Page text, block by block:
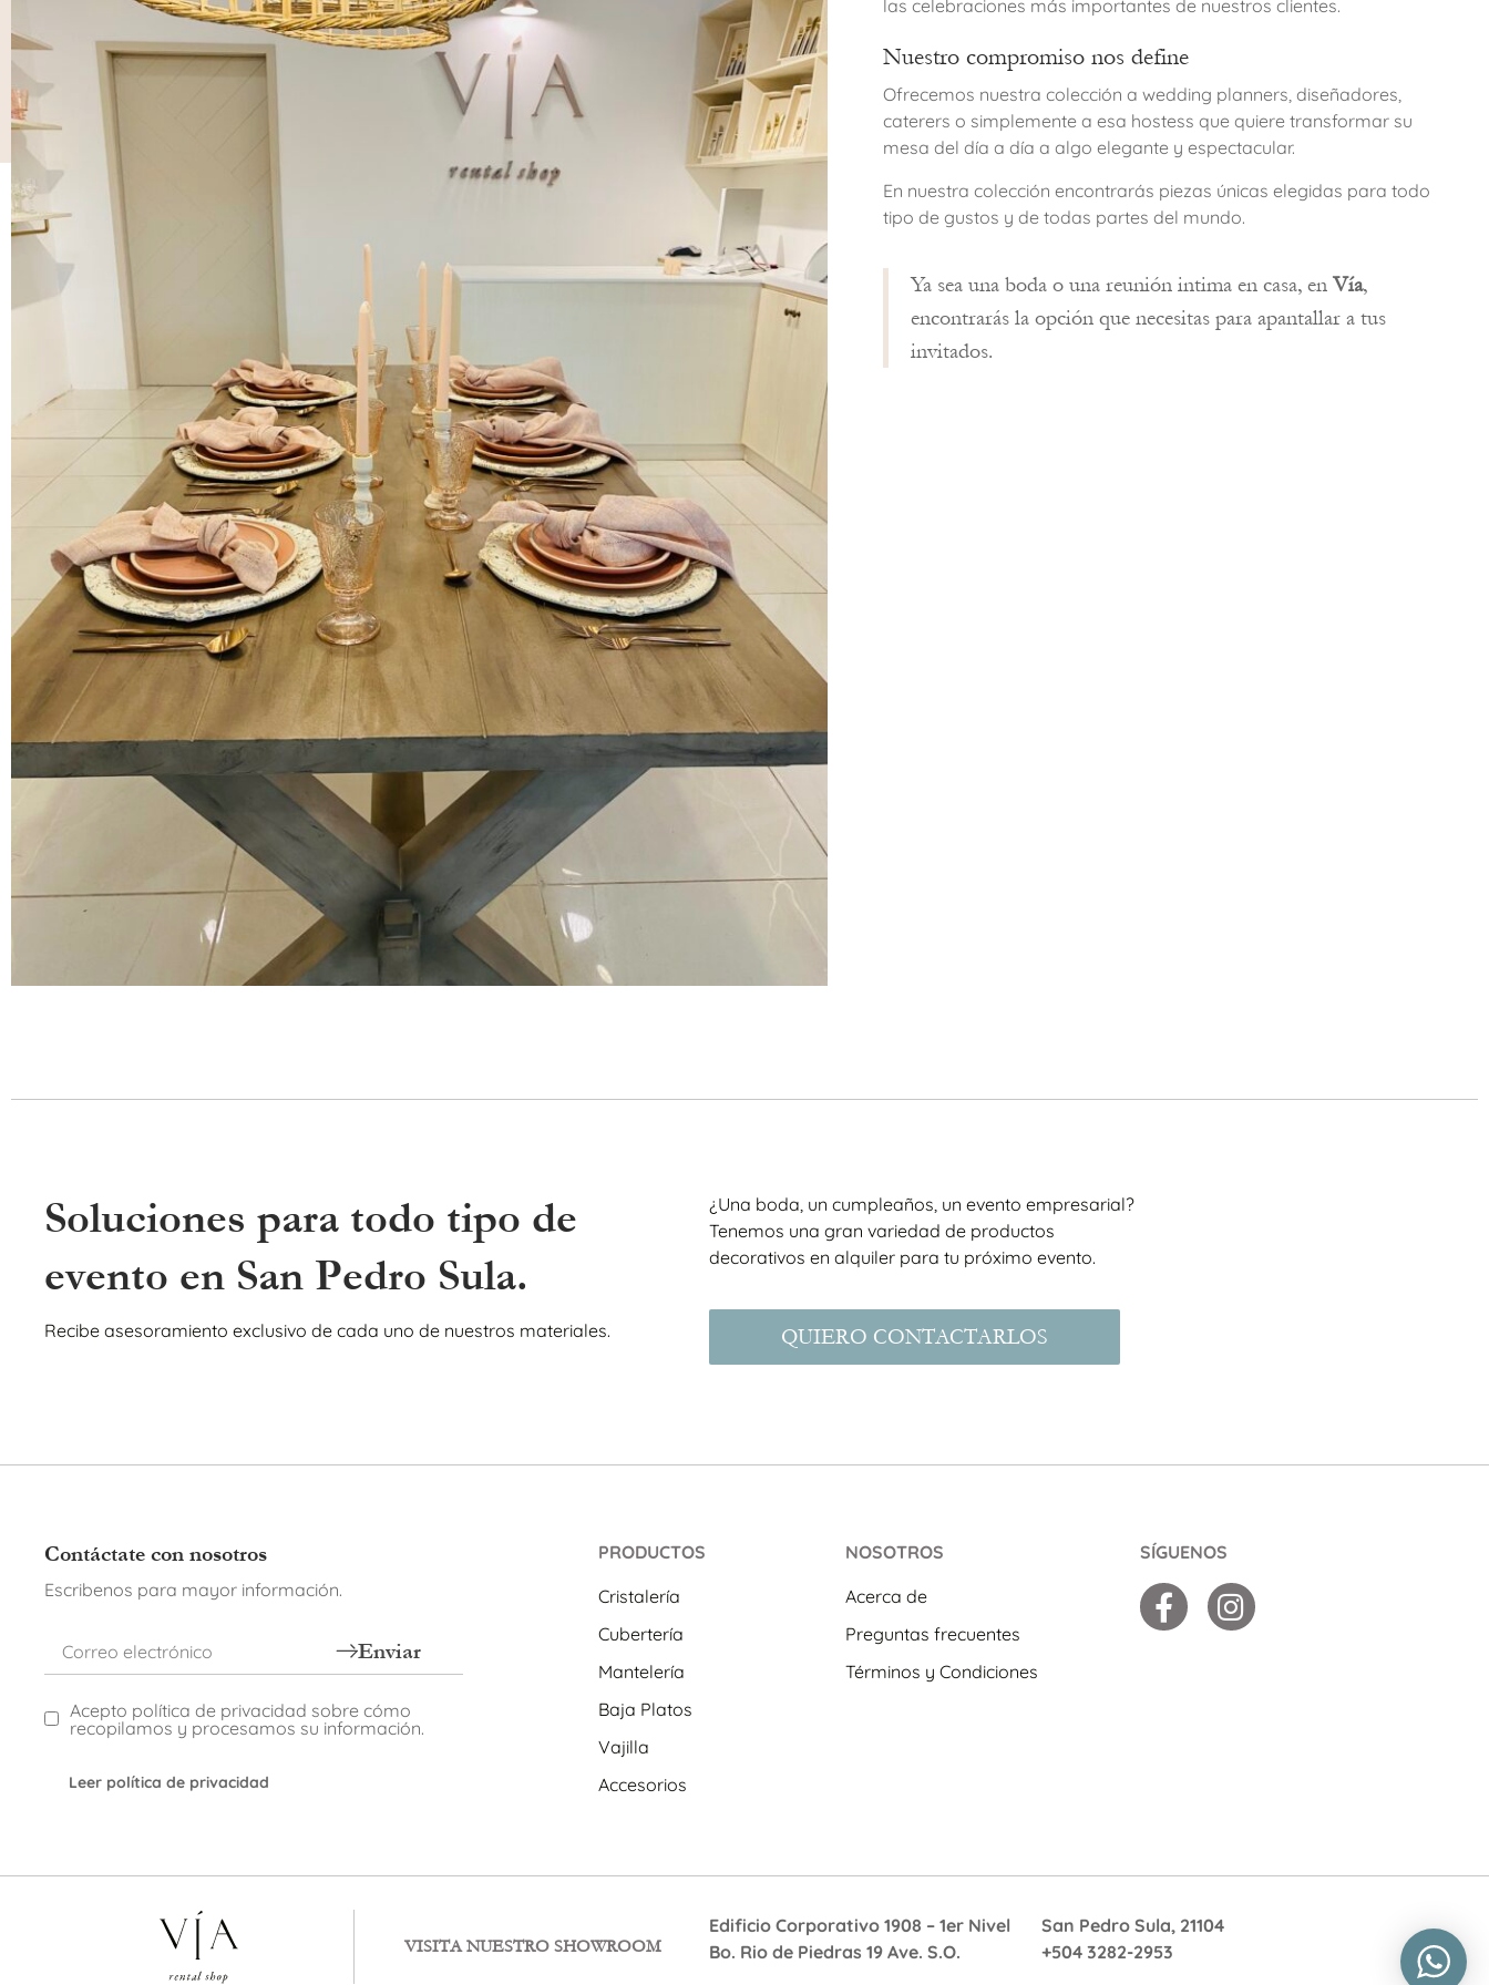
las celebraciones más importantes de nuestros clientes.
Nuestro compromiso nos define
Ofrecemos nuestra colección a wedding planners, diseñadores,
caterers o simplemente a esa hostess que quiere transformar su
mesa del día a día a algo elegante y espectacular.
En nuestra colección encontrarás piezas únicas elegidas para todo
tipo de gustos y de todas partes del mundo.
Ya sea una boda o una reunión intima en casa, enVía,
encontrarás la opción que necesitas para apantallar a tus
invitados.
Soluciones para todo tipo de
evento en San Pedro Sula.
Recibe asesoramiento exclusivo de cada uno de nuestros materiales.
¿Una boda, un cumpleaños, un evento empresarial?
Tenemos una gran variedad de productos
decorativos en alquiler para tu próximo evento.
QUIERO CONTACTARLOS
Contáctate con nosotros
Escribenos para mayor información.
Acepto política de privacidad sobre cómo
recopilamos y procesamos su información.
Enviar
Leer política de privacidad
PRODUCTOS
Cristalería
Cubertería
Mantelería
Baja Platos
Vajilla
Accesorios
NOSOTROS
Acerca de
Preguntas frecuentes
Términos y Condiciones
SÍGUENOS
VISITA NUESTRO SHOWROOM
Edificio Corporativo 1908 – 1er Nivel
Bo. Rio de Piedras 19 Ave. S.O.
San Pedro Sula, 21104
+504 3282-2953